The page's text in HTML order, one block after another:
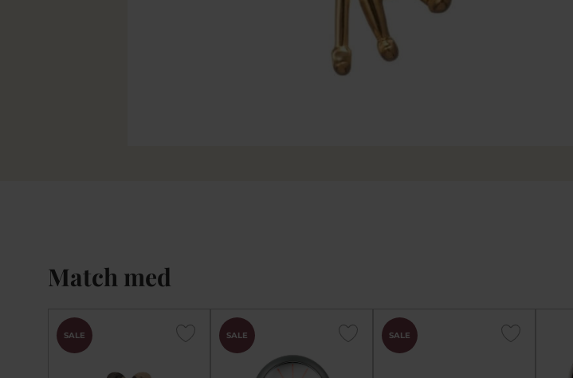
Match med
SALE SALE SALE